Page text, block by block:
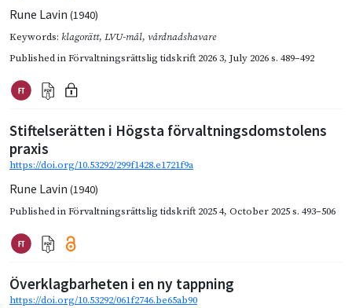
Rune Lavin (1940)
Keywords: klagorätt, LVU-mål, vårdnadshavare
Published inFörvaltningsrättslig tidskrift 2026 3, July 2026s. 489–492
Stiftelserätten i Högsta förvaltningsdomstolens
praxis
https://doi.org/10.53292/299f1428.e1721f9a
Rune Lavin (1940)
Published inFörvaltningsrättslig tidskrift 2025 4, October 2025s. 493–506
Överklagbarheten i en ny tappning
https://doi.org/10.53292/061f2746.be65ab90